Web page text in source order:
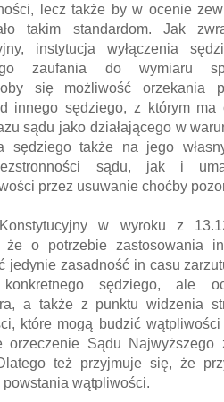
lecz także by w ocenie
takim standardom. Jak
instytucja wyłączenia
zaufania do wymiaru
się możliwość orzekania
innego sędziego, z którym ma
sądu jako działającego w
sędziego także na jego
sądu, jak i
przez usuwanie choćby
Konstytucyjny w wyroku z
że o potrzebie zastosowania
jedynie zasadność in casu
konkretnego sędziego, ale
a także z punktu widzenia
które mogą budzić
orzeczenie Sądu
też przyjmuje się, że
wątpliwości.